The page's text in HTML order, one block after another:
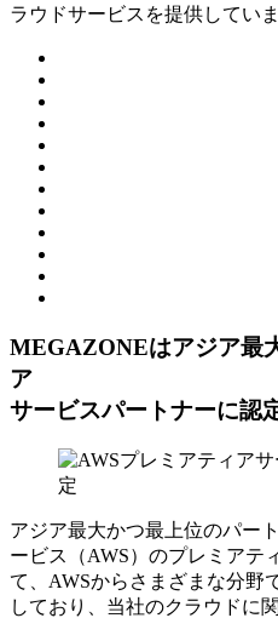
ラウドサービスを提供していま
MEGAZONEはアジア最
ア
サービスパートナーに認
アジア最大かつ最上位のパー
ービス（AWS）のプレミアテ
て、AWSからさまざまな分野
しており、当社のクラウドに